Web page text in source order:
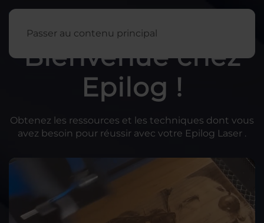
Passer au contenu principal
Bienvenue chez
Epilog !
Obtenez les ressources et les techniques dont vous
avez besoin pour réussir avec votre Epilog Laser .